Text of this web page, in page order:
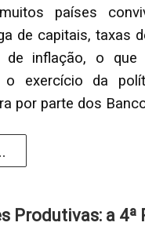
países
de capitais, taxas
de inflação, o que
o exercício da
por parte dos
Produtivas: a 4ª